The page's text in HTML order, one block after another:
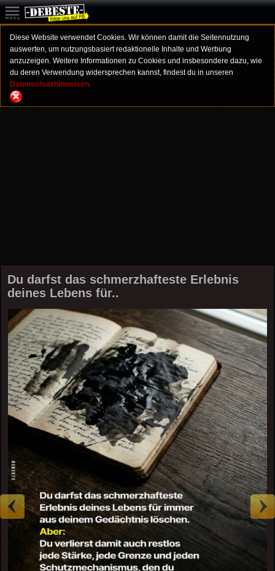
Diese Website verwendet Cookies. Wir können damit die Seitennutzung
auswerten, um nutzungsbasiert redaktionelle Inhalte und Werbung
anzuzeigen. Weitere Informationen zu Cookies und insbesondere dazu, wie
du deren Verwendung widersprechen kannst, findest du in unseren
Datenschutzhinweisen.
Du darfst das schmerzhafteste Erlebnis
deines Lebens für..